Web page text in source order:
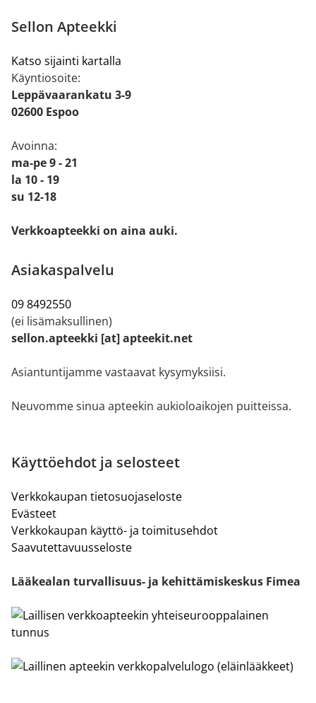
Sellon Apteekki
Katso sijainti kartalla
Käyntiosoite:
Leppävaarankatu 3-9
02600 Espoo
Avoinna:
ma-pe 9 - 21
la 10 - 19
su 12-18
Verkkoapteekki on aina auki.
Asiakaspalvelu
09 8492550
(ei lisämaksullinen)
sellon.apteekki [at] apteekit.net
Asiantuntijamme vastaavat kysymyksiisi.
Neuvomme sinua apteekin aukioloaikojen puitteissa.
Käyttöehdot ja selosteet
Verkkokaupan tietosuojaseloste
Evästeet
Verkkokaupan käyttö- ja toimitusehdot
Saavutettavuusseloste
Lääkealan turvallisuus- ja kehittämiskeskus Fimea